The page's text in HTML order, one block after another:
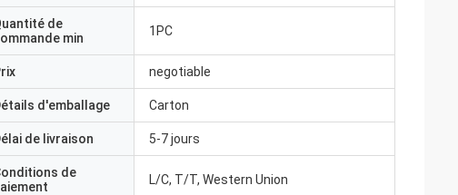
de
min
1PC
negotiable
d'emballage Carton
de livraison 5-7 jours
de
L/C, T/T, Western Union